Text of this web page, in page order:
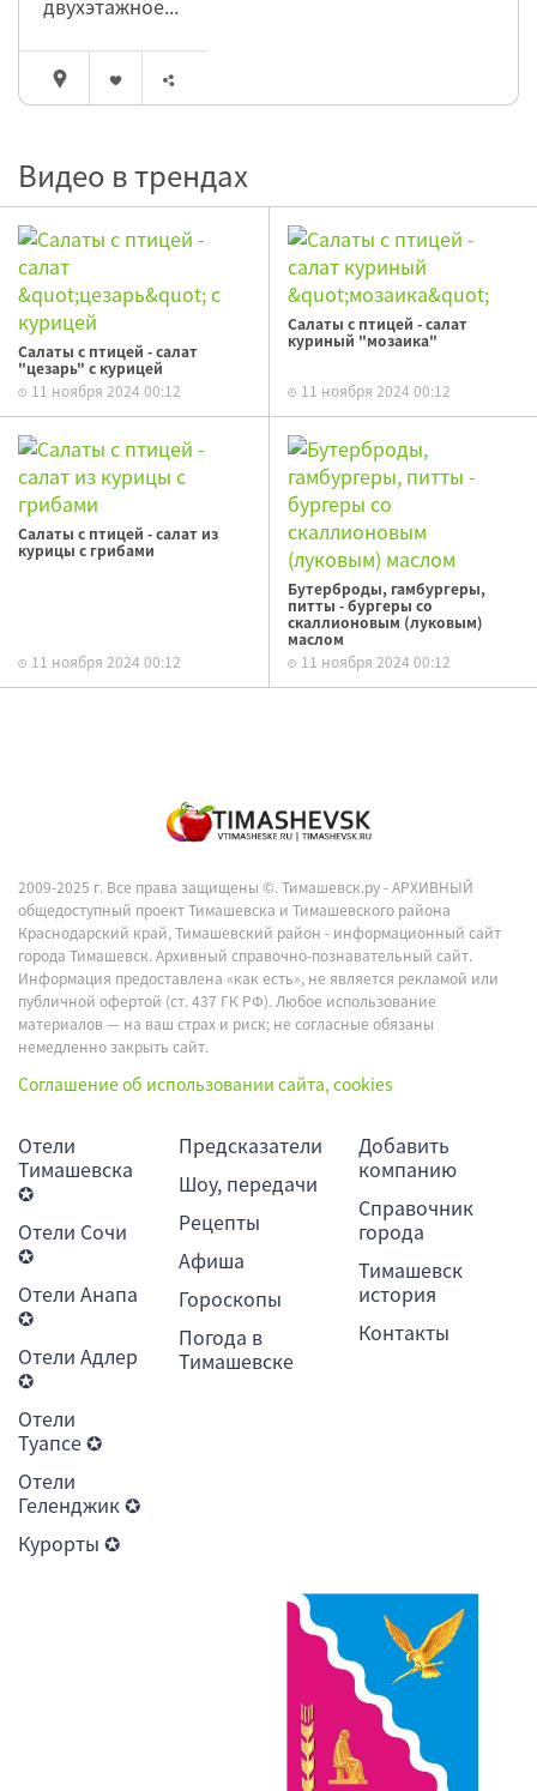
двухэтажное...
Видео в трендах
Салаты с птицей - салат
"цезарь" с курицей
11 ноября 2024 00:12
Салаты с птицей - салат
куриный "мозаика"
11 ноября 2024 00:12
Салаты с птицей - салат из
курицы с грибами
11 ноября 2024 00:12
Бутерброды, гамбургеры,
питты - бургеры со
скаллионовым (луковым)
маслом
11 ноября 2024 00:12
2009-2025 г. Все права защищены ©.Тимашевск.ру - АРХИВНЫЙ
общедоступный проект Тимашевска и Тимашевского района
Краснодарский край, Тимашевский район - информационный сайт
города Тимашевск. Архивный справочно-познавательный сайт.
Информация предоставлена «как есть», не является рекламой или
публичной офертой (ст. 437 ГК РФ). Любое использование
материалов — на ваш страх и риск; не согласные обязаны
немедленно закрыть сайт.
Соглашение об использовании сайта, cookies
Отели
Тимашевска
✪
Отели Сочи
✪
Отели Анапа
✪
Отели Адлер
✪
Отели
Туапсе ✪
Отели
Геленджик ✪
Курорты ✪
Предсказатели
Шоу, передачи
Рецепты
Афиша
Гороскопы
Погода в
Тимашевске
Добавить
компанию
Справочник
города
Тимашевск
история
Контакты